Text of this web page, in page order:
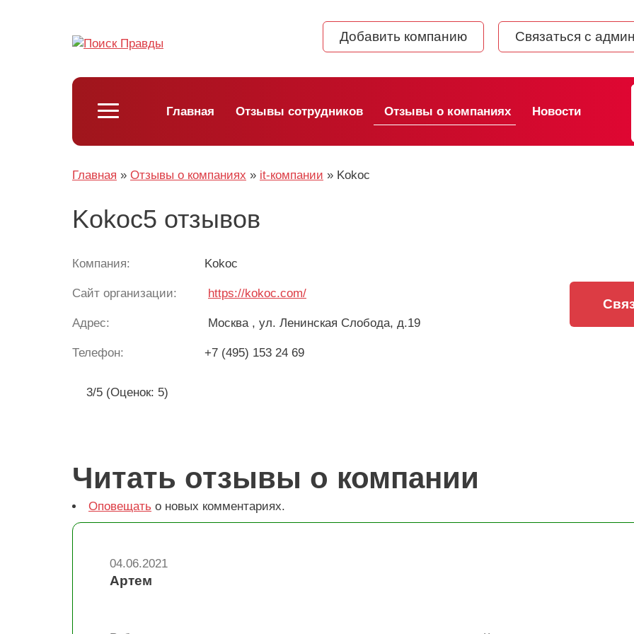
Добавить компанию Связаться с
Главная Отзывы сотрудников Отзывы о компаниях Новости
Главная » Отзывы о компаниях » it-компании » Kokoc
Kokoc5 отзывов
Компания: Kokoc
Сайт организации: https://kokoc.com/
Адрес: Москва , ул. Ленинская Слобода, д.19
Телефон: +7 (495) 153 24 69
3/5 (Оценок: 5)
Читать отзывы о компании
Оповещать о новых комментариях.
04.06.2021
Артем